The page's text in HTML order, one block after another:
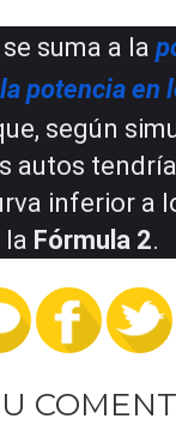
suma a la
potencia en
según
autos
inferior a
la Fórmula 2.